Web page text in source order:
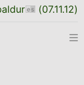
(07.11.12)